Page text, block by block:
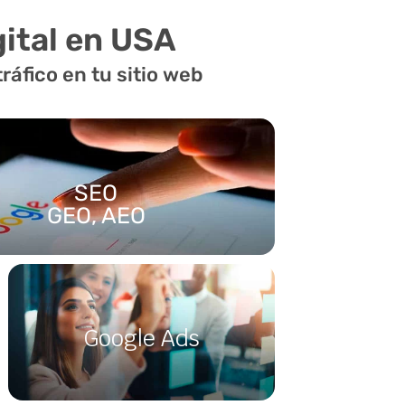
en USA
en tu sitio web
SEO
GEO, AEO
agencia SEOUSA llevamos tu
lugar de Google con estrategias
orgánico, SEO On Page, Off
local
. Investigamos las palabras
tus clientes, optimizamos tu
construimos enlaces de alta calidad.
tu web según la intención de
Google Ads
En AMD conGoogle Ads , tu marca
aparece en el momento preciso en